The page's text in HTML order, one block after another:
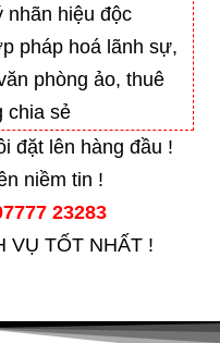
nhãn hiệu độc
pháp hoá lãnh sự,
phòng ảo, thuê
chia sẻ
đặt lên hàng đầu !
niềm tin !
23283
VỤ TỐT NHẤT !